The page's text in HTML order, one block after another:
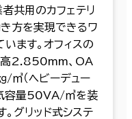
共用のカフェテリ
方を実現できるワ
ます。オフィスの
高2.850mm、OA
（ヘビーデュー
容量50VA/㎥を装
グリッド式システ